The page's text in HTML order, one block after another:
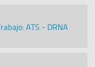
ATS - DRNA